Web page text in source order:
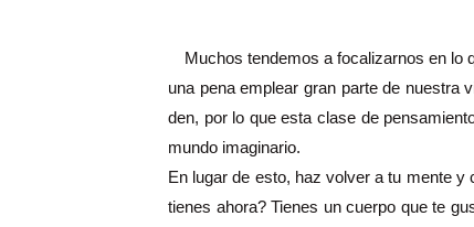
Muchos tendemos a focalizarnos en lo
una pena emplear gran parte de nuestra
den, por lo que esta clase de
mundo imaginario.
En lugar de esto, haz volver a tu mente
tienes ahora? Tienes un cuerpo que te